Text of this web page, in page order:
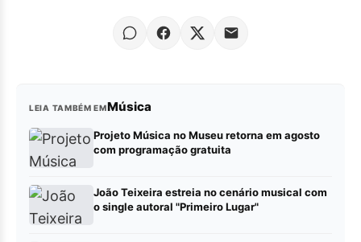
LEIA TAMBÉM EMMúsica
Projeto Música no Museu retorna em agosto
com programação gratuita
João Teixeira estreia no cenário musical com
o single autoral "Primeiro Lugar"